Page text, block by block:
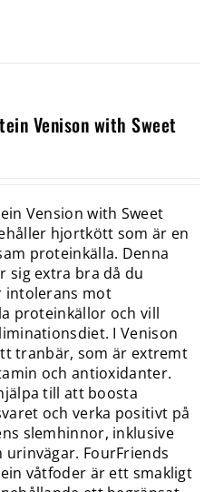
Venison with Sweet
Vension with Sweet
hjortkött som är en
proteinkälla. Denna
sig extra bra då du
intolerans mot
proteinkällor och vill
I Venison
tranbär, som är extremt
och antioxidanter.
till att boosta
och verka positivt på
slemhinnor, inklusive
FourFriends
våtfoder är ett smakligt